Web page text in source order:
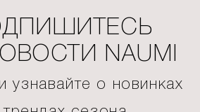
NAUMI
узнавайте о новинках